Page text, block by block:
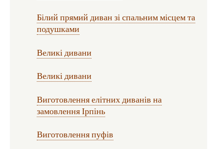
Білий прямий диван зі спальним місцем та
подушками
Великі дивани
Великі дивани
Виготовлення елітних диванів на
замовлення Ірпінь
Виготовлення пуфів